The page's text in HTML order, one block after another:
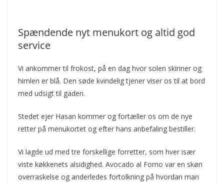
Spændende nyt menukort og altid god
service
Vi ankommer til frokost, på en dag hvor solen skinner og
himlen er blå. Den søde kvindelig tjener viser os til at bord
med udsigt til gaden.
Stedet ejer Hasan kommer og fortæller os om de nye
retter på menukortet og efter hans anbefaling bestiller.
Vi lagde ud med tre forskellige forretter, som hver især
viste køkkenets alsidighed. Avocado al Forno var en skøn
overraskelse og anderledes fortolkning på hvordan man